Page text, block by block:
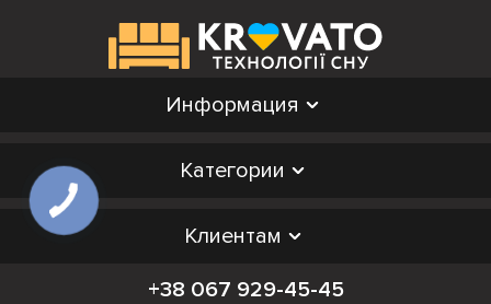
Информация
Категории
Клиентам
+38 067 929-45-45